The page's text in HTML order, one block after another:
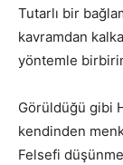
Tutarlı bir
kavramdan
yöntemle
Görüldüğü gibi
kendinden
Felsefi